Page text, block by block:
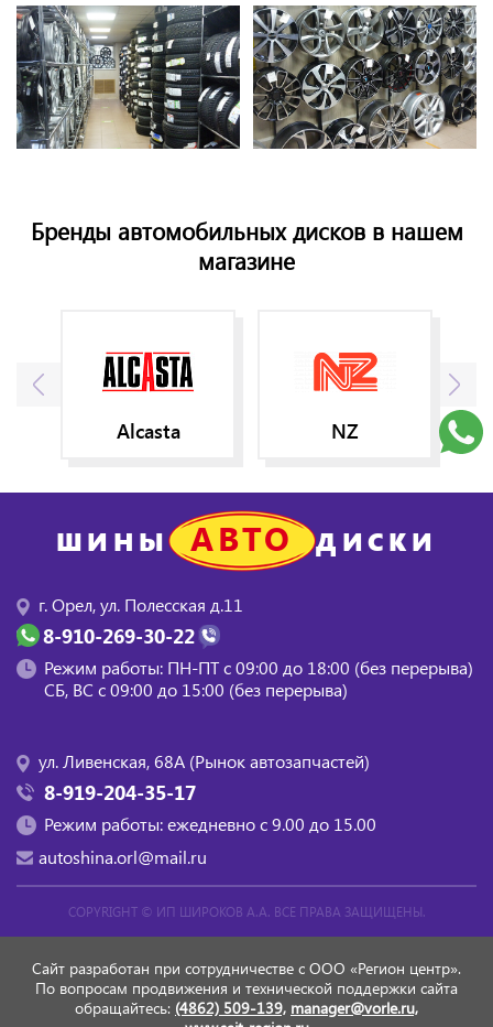
Бренды автомобильных дисков в нашем
магазине
Alcasta NZ
ШИНЫ АВТО ДИСКИ
г. Орел, ул. Полесская д.11
8-910-269-30-22
Режим работы: ПН-ПТ с 09:00 до 18:00 (без перерыва)
СБ, BC с 09:00 до 15:00 (без перерыва)
ул. Ливенская, 68А (Рынок автозапчастей)
8-919-204-35-17
Режим работы: ежедневно с 9.00 до 15.00
autoshina.orl@mail.ru
COPYRIGHT © ИП ШИРОКОВ А.А. ВСЕ ПРАВА ЗАЩИЩЕНЫ.
Сайт разработан при сотрудничестве с ООО «Регион центр».
По вопросам продвижения и технической поддержки сайта
обращайтесь: (4862) 509-139, manager@vorle.ru,